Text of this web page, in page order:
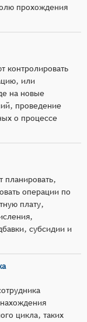
прохождения
контролировать
или
на новые
проведение
о процессе
планировать,
операции по
плату,
субсидии и
цикла, таких